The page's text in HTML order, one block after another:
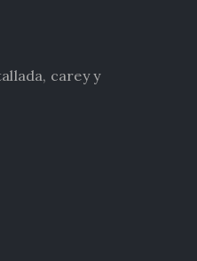
carey y